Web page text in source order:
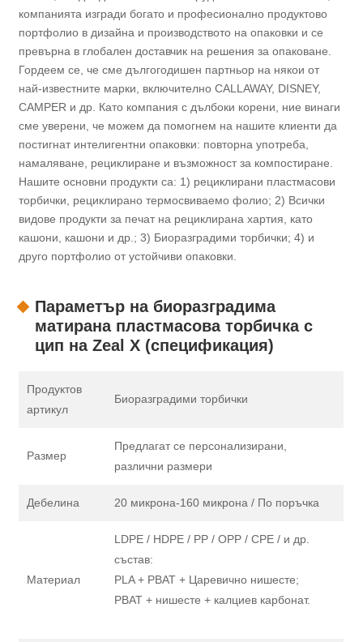
компанията изгради богато и професионално продуктово
портфолио в дизайна и производството на опаковки и се
превърна в глобален доставчик на решения за опаковане.
Гордеем се, че сме дългогодишен партньор на някои от
най-известните марки, включително CALLAWAY, DISNEY,
CAMPER и др. Като компания с дълбоки корени, ние винаги
сме уверени, че можем да помогнем на нашите клиенти да
постигнат интелигентни опаковки: повторна употреба,
намаляване, рециклиране и възможност за компостиране.
Нашите основни продукти са: 1) рециклирани пластмасови
торбички, рециклирано термосвиваемо фолио; 2) Всички
видове продукти за печат на рециклирана хартия, като
кашони, кашони и др.; 3) Биоразградими торбички; 4) и
друго портфолио от устойчиви опаковки.
Параметър на биоразградима
матирана пластмасова торбичка с
цип на Zeal X (спецификация)
Продуктов
артикул
Биоразградими торбички
Размер
Предлагат се персонализирани,
различни размери
Дебелина 20 микрона-160 микрона / По поръчка
Материал
LDPE / HDPE / PP / OPP / CPE / и др.
състав:
PLA + PBAT + Царевично нишесте;
PBAT + нишесте + калциев карбонат.